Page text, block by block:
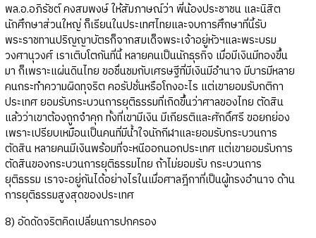
พล.อ.อภิรัชต์ คงสมพงษ์ ให้สัมภาษณ์ว่า พี่น้องประชาชน และนิสิต
นักศึกษาส่วนใหญ่ ก็เรียนในประเทศไทยและจบการศึกษาที่นี้รับ
พระราชทานปริญญาบัตรก็จากสมเด็จพระเจ้าอยู่หัวฯและพระบรม
วงศานุวงศ์ เราเติบโตกันที่นี้ หลายคนเป็นนักธุรกิจ เมื่อมีเงินมีทองขึ้น
มา ก็เพราะแผ่นดินไทย ขอชื่นชมกับเศรษฐีที่มีเงินมีอำนาจ มีบารมีหลาย
คนกระทำความผิดทุจริต คอรัปชั่นหรือโกงอะไร แต่เขายอมรับกติกา
ประเทศ ยอมรับกระบวนการยุติธรรมที่เกิดขึ้นว่าศาลของไทย ตัดสิน
แล้วว่าเขาต้องถูกจำคุก ทั้งที่เขามีเงิน มีเกียรติและศักดิ์ศรี ขอยกย่อง
เพราะเปรียบเหมือนเป็นคนที่มีน้ำใจนักกีฬาและยอมรับกระบวนการ
ตัดสิน หลายคนมีเงินพร้อมที่จะหนีออกนอกประเทศ แต่เขายอมรับการ
ตัดสินของกระบวนการยุติธรรมไทย ถ้าไม่ยอมรับ กระบวนการ
ยุติธรรม เราจะอยู่กันได้อย่างไรในเมื่อศาลฎีกาที่เป็นผู้ทรงอำนาจ ด้าน
การยุติธรรมสูงสุดของประเทศ
8) อัดดัดจริตคิดเปลี่ยนการปกครอง